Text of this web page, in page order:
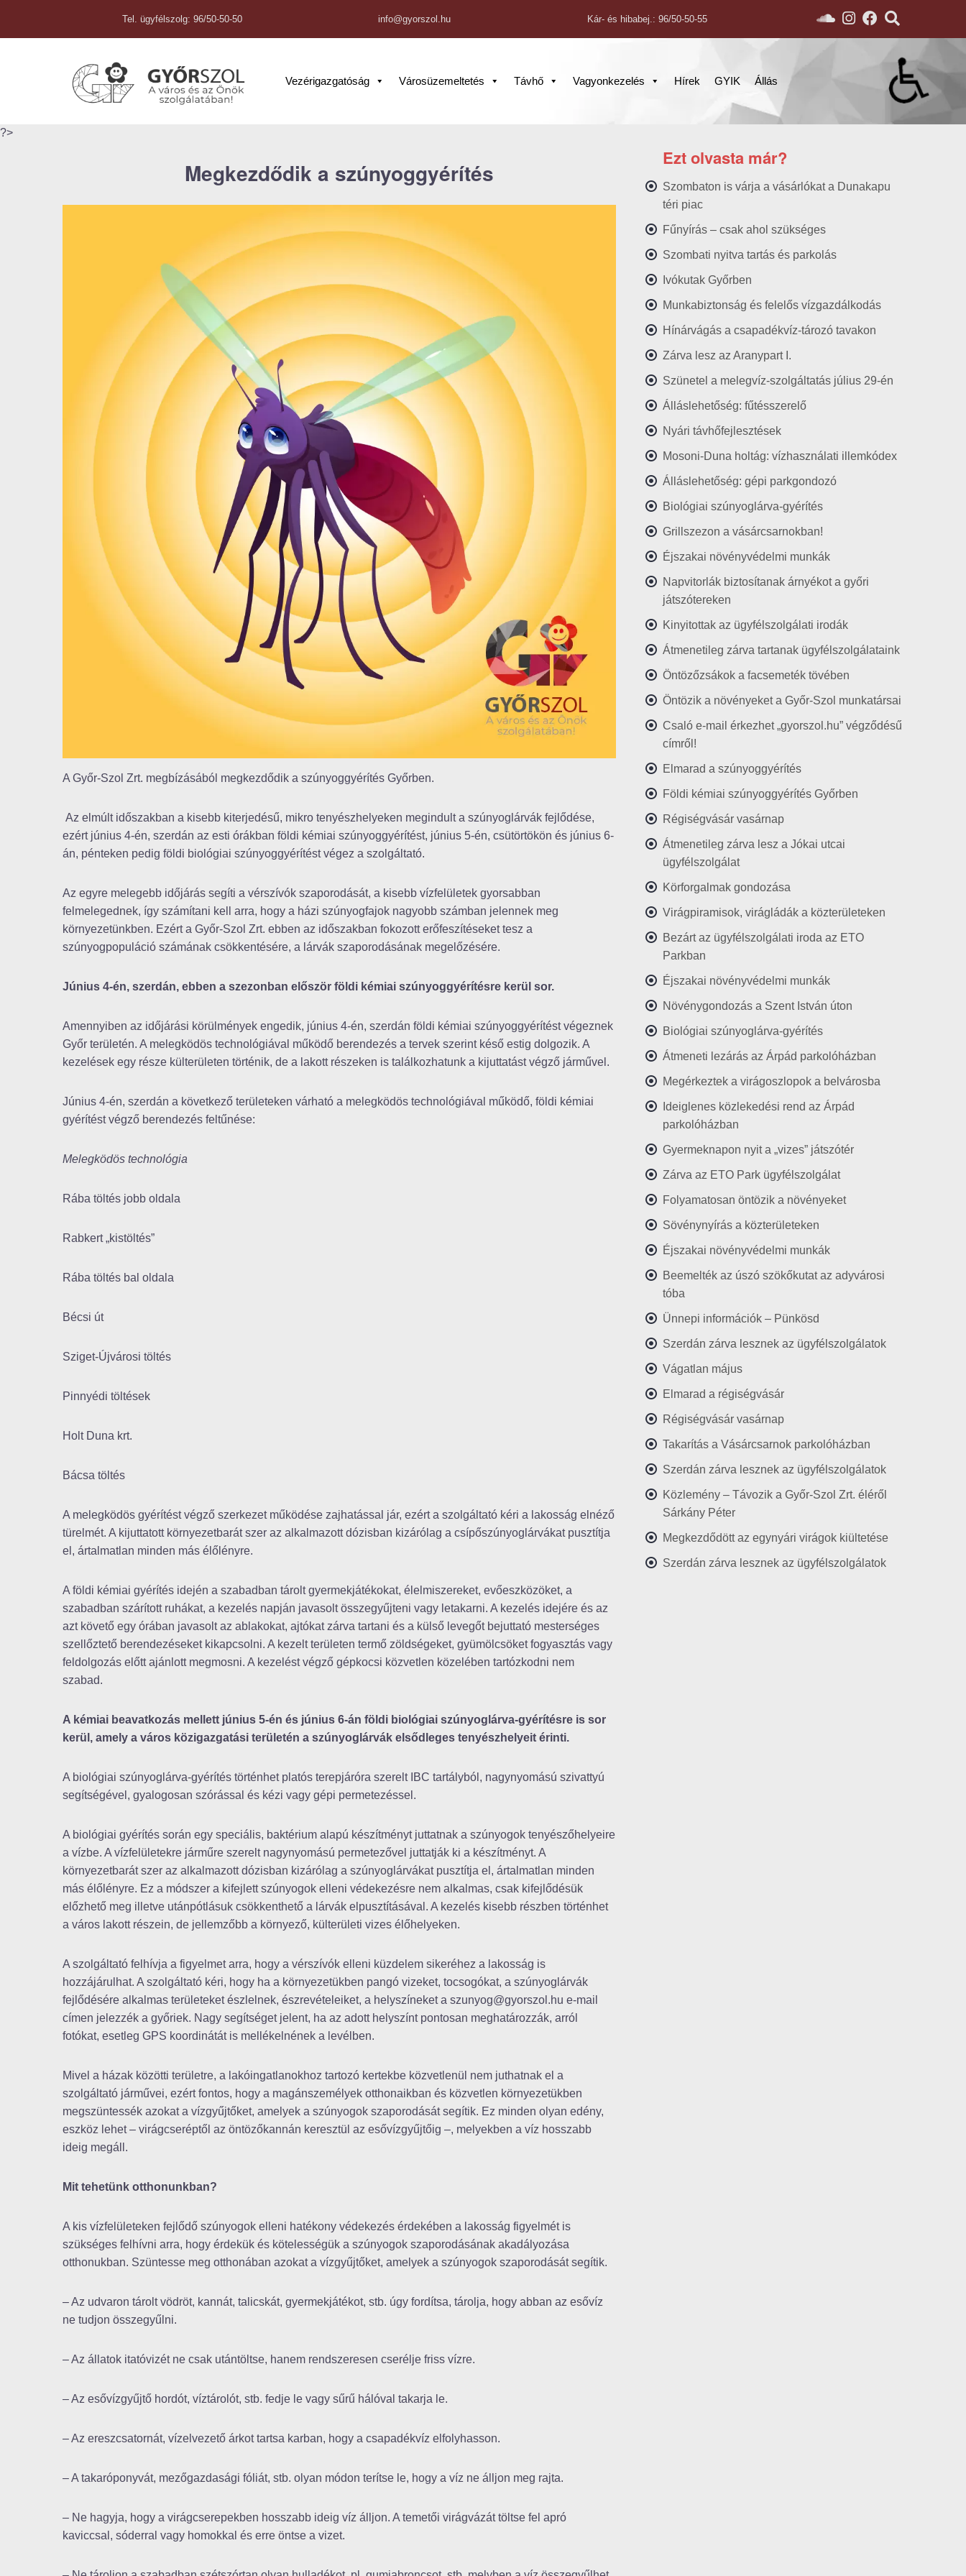
Tel. ügyfélszolg: 96/50-50-50 info@gyorszol.hu Kár- és hibabej.: 96/50-50-55
Vezérigazgatóság Városüzemeltetés Távhő Vagyonkezelés Hírek GYIK Állás
?>
Megkezdődik a szúnyoggyérítés
A Győr-Szol Zrt. megbízásából megkezdődik a szúnyoggyérítés Győrben.
Az elmúlt időszakban a kisebb kiterjedésű, mikro tenyészhelyeken megindult a szúnyoglárvák fejlődése,
ezért június 4-én, szerdán az esti órákban földi kémiai szúnyoggyérítést, június 5-én, csütörtökön és június 6-
án, pénteken pedig földi biológiai szúnyoggyérítést végez a szolgáltató.
Az egyre melegebb időjárás segíti a vérszívók szaporodását, a kisebb vízfelületek gyorsabban
felmelegednek, így számítani kell arra, hogy a házi szúnyogfajok nagyobb számban jelennek meg
környezetünkben. Ezért a Győr-Szol Zrt. ebben az időszakban fokozott erőfeszítéseket tesz a
szúnyogpopuláció számának csökkentésére, a lárvák szaporodásának megelőzésére.
Június 4-én, szerdán, ebben a szezonban először földi kémiai szúnyoggyérítésre kerül sor.
Amennyiben az időjárási körülmények engedik, június 4-én, szerdán földi kémiai szúnyoggyérítést végeznek
Győr területén. A melegködös technológiával működő berendezés a tervek szerint késő estig dolgozik. A
kezelések egy része külterületen történik, de a lakott részeken is találkozhatunk a kijuttatást végző járművel.
Június 4-én, szerdán a következő területeken várható a melegködös technológiával működő, földi kémiai
gyérítést végző berendezés feltűnése:
Melegködös technológia
Rába töltés jobb oldala
Rabkert „kistöltés”
Rába töltés bal oldala
Bécsi út
Sziget-Újvárosi töltés
Pinnyédi töltések
Holt Duna krt.
Bácsa töltés
A melegködös gyérítést végző szerkezet működése zajhatással jár, ezért a szolgáltató kéri a lakosság elnéző
türelmét. A kijuttatott környezetbarát szer az alkalmazott dózisban kizárólag a csípőszúnyoglárvákat pusztítja
el, ártalmatlan minden más élőlényre.
A földi kémiai gyérítés idején a szabadban tárolt gyermekjátékokat, élelmiszereket, evőeszközöket, a
szabadban szárított ruhákat, a kezelés napján javasolt összegyűjteni vagy letakarni. A kezelés idejére és az
azt követő egy órában javasolt az ablakokat, ajtókat zárva tartani és a külső levegőt bejuttató mesterséges
szellőztető berendezéseket kikapcsolni. A kezelt területen termő zöldségeket, gyümölcsöket fogyasztás vagy
feldolgozás előtt ajánlott megmosni. A kezelést végző gépkocsi közvetlen közelében tartózkodni nem
szabad.
A kémiai beavatkozás mellett június 5-én és június 6-án földi biológiai szúnyoglárva-gyérítésre is sor
kerül, amely a város közigazgatási területén a szúnyoglárvák elsődleges tenyészhelyeit érinti.
A biológiai szúnyoglárva-gyérítés történhet platós terepjáróra szerelt IBC tartályból, nagynyomású szivattyú
segítségével, gyalogosan szórással és kézi vagy gépi permetezéssel.
A biológiai gyérítés során egy speciális, baktérium alapú készítményt juttatnak a szúnyogok tenyészőhelyeire
a vízbe. A vízfelületekre járműre szerelt nagynyomású permetezővel juttatják ki a készítményt. A
környezetbarát szer az alkalmazott dózisban kizárólag a szúnyoglárvákat pusztítja el, ártalmatlan minden
más élőlényre. Ez a módszer a kifejlett szúnyogok elleni védekezésre nem alkalmas, csak kifejlődésük
előzhető meg illetve utánpótlásuk csökkenthető a lárvák elpusztításával. A kezelés kisebb részben történhet
a város lakott részein, de jellemzőbb a környező, külterületi vizes élőhelyeken.
A szolgáltató felhívja a figyelmet arra, hogy a vérszívók elleni küzdelem sikeréhez a lakosság is
hozzájárulhat. A szolgáltató kéri, hogy ha a környezetükben pangó vizeket, tocsogókat, a szúnyoglárvák
fejlődésére alkalmas területeket észlelnek, észrevételeiket, a helyszíneket a szunyog@gyorszol.hu e-mail
címen jelezzék a győriek. Nagy segítséget jelent, ha az adott helyszínt pontosan meghatározzák, arról
fotókat, esetleg GPS koordinátát is mellékelnének a levélben.
Mivel a házak közötti területre, a lakóingatlanokhoz tartozó kertekbe közvetlenül nem juthatnak el a
szolgáltató járművei, ezért fontos, hogy a magánszemélyek otthonaikban és közvetlen környezetükben
megszüntessék azokat a vízgyűjtőket, amelyek a szúnyogok szaporodását segítik. Ez minden olyan edény,
eszköz lehet – virágcseréptől az öntözőkannán keresztül az esővízgyűjtőig –, melyekben a víz hosszabb
ideig megáll.
Mit tehetünk otthonunkban?
A kis vízfelületeken fejlődő szúnyogok elleni hatékony védekezés érdekében a lakosság figyelmét is
szükséges felhívni arra, hogy érdekük és kötelességük a szúnyogok szaporodásának akadályozása
otthonukban. Szüntesse meg otthonában azokat a vízgyűjtőket, amelyek a szúnyogok szaporodását segítik.
– Az udvaron tárolt vödröt, kannát, talicskát, gyermekjátékot, stb. úgy fordítsa, tárolja, hogy abban az esővíz
ne tudjon összegyűlni.
– Az állatok itatóvizét ne csak utántöltse, hanem rendszeresen cserélje friss vízre.
– Az esővízgyűjtő hordót, víztárolót, stb. fedje le vagy sűrű hálóval takarja le.
– Az ereszcsatornát, vízelvezető árkot tartsa karban, hogy a csapadékvíz elfolyhasson.
– A takaróponyvát, mezőgazdasági fóliát, stb. olyan módon terítse le, hogy a víz ne álljon meg rajta.
– Ne hagyja, hogy a virágcserepekben hosszabb ideig víz álljon. A temetői virágvázát töltse fel apró
kaviccsal, sóderral vagy homokkal és erre öntse a vizet.
Ezt olvasta már?
Szombaton is várja a vásárlókat a Dunakapu
téri piac
Fűnyírás – csak ahol szükséges
Szombati nyitva tartás és parkolás
Ivókutak Győrben
Munkabiztonság és felelős vízgazdálkodás
Hínárvágás a csapadékvíz-tározó tavakon
Zárva lesz az Aranypart I.
Szünetel a melegvíz-szolgáltatás július 29-én
Álláslehetőség: fűtésszerelő
Nyári távhőfejlesztések
Mosoni-Duna holtág: vízhasználati illemkódex
Álláslehetőség: gépi parkgondozó
Biológiai szúnyoglárva-gyérítés
Grillszezon a vásárcsarnokban!
Éjszakai növényvédelmi munkák
Napvitorlák biztosítanak árnyékot a győri
játszótereken
Kinyitottak az ügyfélszolgálati irodák
Átmenetileg zárva tartanak ügyfélszolgálataink
Öntözőzsákok a facsemeték tövében
Öntözik a növényeket a Győr-Szol munkatársai
Csaló e-mail érkezhet „gyorszol.hu” végződésű
címről!
Elmarad a szúnyoggyérítés
Földi kémiai szúnyoggyérítés Győrben
Régiségvásár vasárnap
Átmenetileg zárva lesz a Jókai utcai
ügyfélszolgálat
Körforgalmak gondozása
Virágpiramisok, virágládák a közterületeken
Bezárt az ügyfélszolgálati iroda az ETO
Parkban
Éjszakai növényvédelmi munkák
Növénygondozás a Szent István úton
Biológiai szúnyoglárva-gyérítés
Átmeneti lezárás az Árpád parkolóházban
Megérkeztek a virágoszlopok a belvárosba
Ideiglenes közlekedési rend az Árpád
parkolóházban
Gyermeknapon nyit a „vizes” játszótér
Zárva az ETO Park ügyfélszolgálat
Folyamatosan öntözik a növényeket
Sövénynyírás a közterületeken
Éjszakai növényvédelmi munkák
Beemelték az úszó szökőkutat az adyvárosi
tóba
Ünnepi információk – Pünkösd
Szerdán zárva lesznek az ügyfélszolgálatok
Vágatlan május
Elmarad a régiségvásár
Régiségvásár vasárnap
Takarítás a Vásárcsarnok parkolóházban
Szerdán zárva lesznek az ügyfélszolgálatok
Közlemény – Távozik a Győr-Szol Zrt. éléről
Sárkány Péter
Megkezdődött az egynyári virágok kiültetése
Szerdán zárva lesznek az ügyfélszolgálatok